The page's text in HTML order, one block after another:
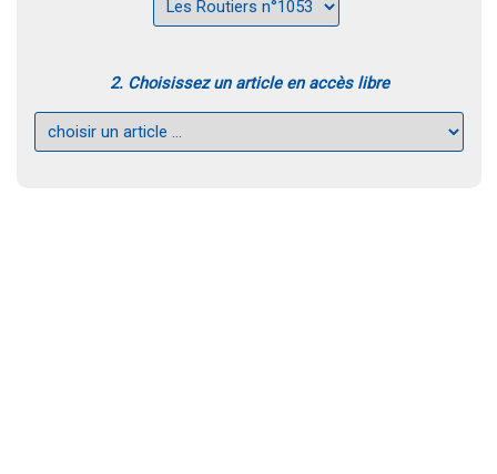
2. Choisissez un article en accès libre